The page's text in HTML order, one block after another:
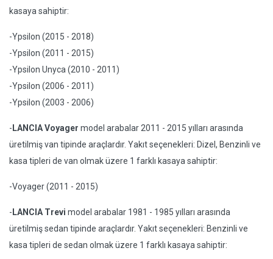
kasaya sahiptir:
-Ypsilon (2015 - 2018)
-Ypsilon (2011 - 2015)
-Ypsilon Unyca (2010 - 2011)
-Ypsilon (2006 - 2011)
-Ypsilon (2003 - 2006)
- LANCIA Voyager model arabalar 2011 - 2015 yılları arasında
üretilmiş van tipinde araçlardır. Yakıt seçenekleri: Dizel, Benzinli ve
kasa tipleri de van olmak üzere 1 farklı kasaya sahiptir:
-Voyager (2011 - 2015)
- LANCIA Trevi model arabalar 1981 - 1985 yılları arasında
üretilmiş sedan tipinde araçlardır. Yakıt seçenekleri: Benzinli ve
kasa tipleri de sedan olmak üzere 1 farklı kasaya sahiptir: